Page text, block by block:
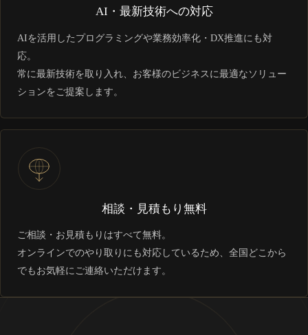
AI・最新技術への対応
AIを活用したプログラミングや業務効率化・DX推進にも対
応。
常に最新技術を取り入れ、お客様のビジネスに最適なソリュー
ションをご提案します。
相談・見積もり無料
ご相談・お見積もりはすべて無料。
オンラインでのやり取りにも対応しているため、全国どこから
でもお気軽にご連絡いただけます。